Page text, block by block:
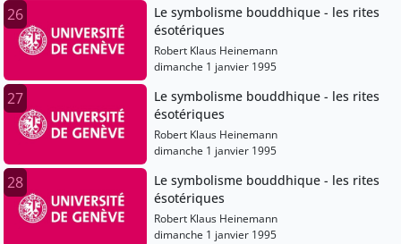
26
Le symbolisme bouddhique - les rites
ésotériques
Robert Klaus Heinemann
dimanche 1 janvier 1995
27
Le symbolisme bouddhique - les rites
ésotériques
Robert Klaus Heinemann
dimanche 1 janvier 1995
28
Le symbolisme bouddhique - les rites
ésotériques
Robert Klaus Heinemann
dimanche 1 janvier 1995